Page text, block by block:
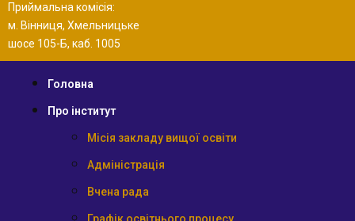
Приймальна комісія:
м. Вінниця, Хмельницьке
шосе 105-Б, каб. 1005
Головна
Про інститут
Місія закладу вищої освіти
Адміністрація
Вчена рада